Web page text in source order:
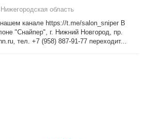
Нижегородская область
канале https://t.me/salon_sniper В
"Снайпер", г. Нижний Новгород, пр.
тел. +7 (958) 887-91-77 переходит...